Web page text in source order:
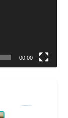
00:00